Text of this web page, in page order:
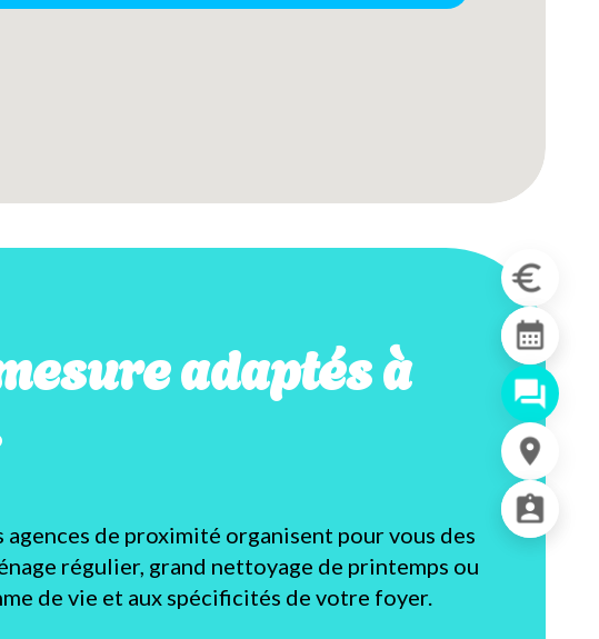
adaptés à
de proximité organisent pour vous des
régulier, grand nettoyage de printemps ou
de vie et aux spécificités de votre foyer.